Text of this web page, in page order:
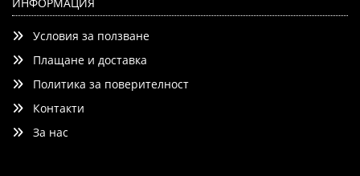
Условия за ползване
Плащане и доставка
Политика за поверителност
Контакти
За нас